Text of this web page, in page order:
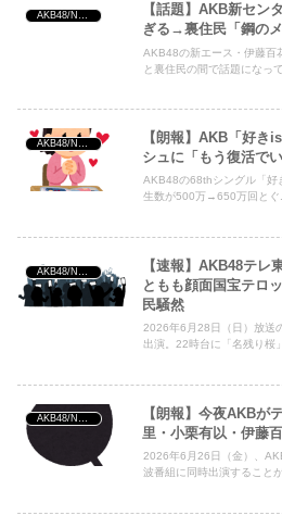
【話題】AKB新セン
ぎる→裏住民「鋼のメ
AKB48の新エース・伊藤百
と裏住民の間で話題になっ
【朗報】AKB「好
シュに「もう復活で
AKB48の68thシングル「好
生数が500万→650万回とぐ
【速報】AKB48テレ
ともも顔面国宝テロ
民騒然
2026年6月28日（日）放送
出演。22時台に「名残り桜
AKB48/NGT48/他アイドル
【朗報】今夜AKBが
里・小栗有以・伊藤
2026年6月26日（金）、
波番組に同時出演すること